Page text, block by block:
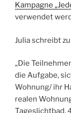
Kampagne
verwendet
Julia schreibt
„Die
die Aufgabe,
Wohnung/ ihr
realen
Tageslichtbad,